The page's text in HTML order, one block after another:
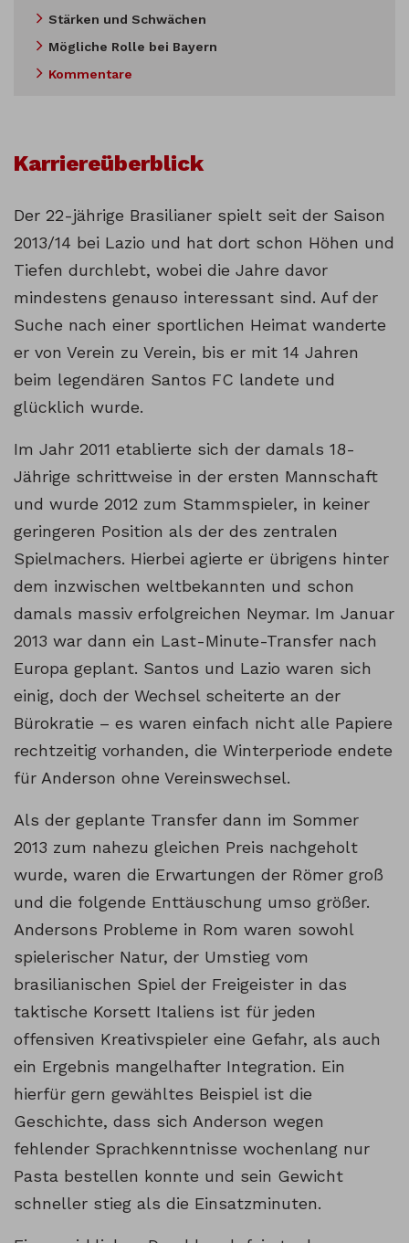
Stärken und Schwächen
Mögliche Rolle bei Bayern
Kommentare
Karriereüberblick
Der 22-jährige Brasilianer spielt seit der Saison
2013/14 bei Lazio und hat dort schon Höhen und
Tiefen durchlebt, wobei die Jahre davor
mindestens genauso interessant sind. Auf der
Suche nach einer sportlichen Heimat wanderte
er von Verein zu Verein, bis er mit 14 Jahren
beim legendären Santos FC landete und
glücklich wurde.
Im Jahr 2011 etablierte sich der damals 18-
Jährige schrittweise in der ersten Mannschaft
und wurde 2012 zum Stammspieler, in keiner
geringeren Position als der des zentralen
Spielmachers. Hierbei agierte er übrigens hinter
dem inzwischen weltbekannten und schon
damals massiv erfolgreichen Neymar. Im Januar
2013 war dann ein Last-Minute-Transfer nach
Europa geplant. Santos und Lazio waren sich
einig, doch der Wechsel scheiterte an der
Bürokratie – es waren einfach nicht alle Papiere
rechtzeitig vorhanden, die Winterperiode endete
für Anderson ohne Vereinswechsel.
Als der geplante Transfer dann im Sommer
2013 zum nahezu gleichen Preis nachgeholt
wurde, waren die Erwartungen der Römer groß
und die folgende Enttäuschung umso größer.
Andersons Probleme in Rom waren sowohl
spielerischer Natur, der Umstieg vom
brasilianischen Spiel der Freigeister in das
taktische Korsett Italiens ist für jeden
offensiven Kreativspieler eine Gefahr, als auch
ein Ergebnis mangelhafter Integration. Ein
hierfür gern gewähltes Beispiel ist die
Geschichte, dass sich Anderson wegen
fehlender Sprachkenntnisse wochenlang nur
Pasta bestellen konnte und sein Gewicht
schneller stieg als die Einsatzminuten.